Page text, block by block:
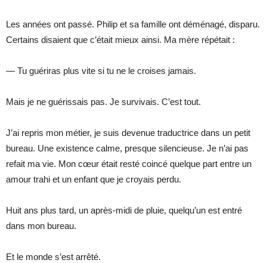
Les années ont passé. Philip et sa famille ont déménagé, disparu.
Certains disaient que c’était mieux ainsi. Ma mère répétait :
— Tu guériras plus vite si tu ne le croises jamais.
Mais je ne guérissais pas. Je survivais. C’est tout.
J’ai repris mon métier, je suis devenue traductrice dans un petit
bureau. Une existence calme, presque silencieuse. Je n’ai pas
refait ma vie. Mon cœur était resté coincé quelque part entre un
amour trahi et un enfant que je croyais perdu.
Huit ans plus tard, un après-midi de pluie, quelqu’un est entré
dans mon bureau.
Et le monde s’est arrêté.